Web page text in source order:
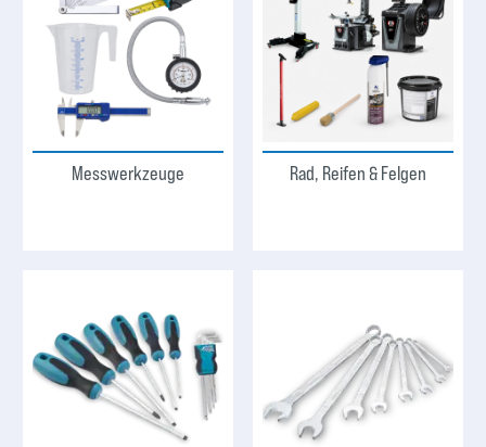
Messwerkzeuge Rad, Reifen & Felgen